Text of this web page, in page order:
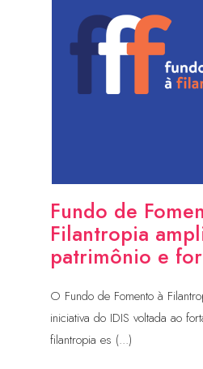
Fundo de
Filantropia
patrimônio e
O Fundo de Fomento à
iniciativa do IDIS voltada ao
filantropia es (...)